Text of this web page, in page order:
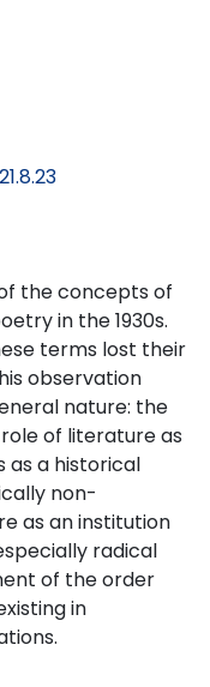
the concepts of
in the 1930s.
terms lost their
observation
nature: the
of literature as
as a historical
non-
as an institution
radical
of the order
in